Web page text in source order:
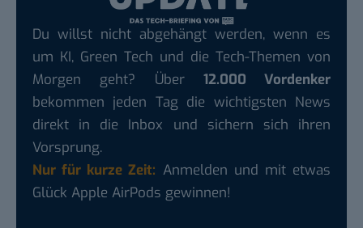
Du willst nicht abgehängt werden, wenn es
um KI, Green Tech und die Tech-Themen von
Morgen geht? Über 12.000 Vordenker
bekommen jeden Tag die wichtigsten News
direkt in die Inbox und sichern sich ihren
Vorsprung.
Nur für kurze Zeit: Anmelden und mit etwas
Glück Apple AirPods gewinnen!